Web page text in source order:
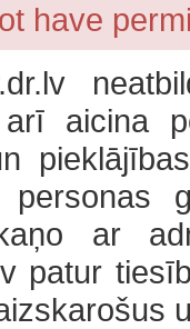
have
aicina
personas
ar
patur